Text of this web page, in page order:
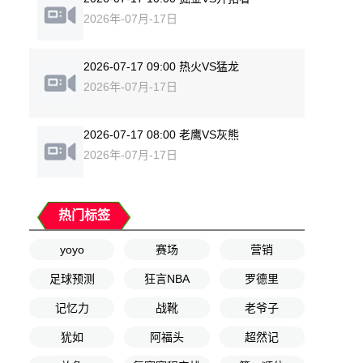
2026年-07月-17日
2026-07-17 09:00 热火VS猛龙
2026年-07月-17日
2026-07-17 08:00 老鹰VS灰熊
2026年-07月-17日
热门标签
yoyo 赛场 营销
足球预测 狂言NBA 罗德里
记忆力 战靴 老爷子
犹如 阿福头 超然记